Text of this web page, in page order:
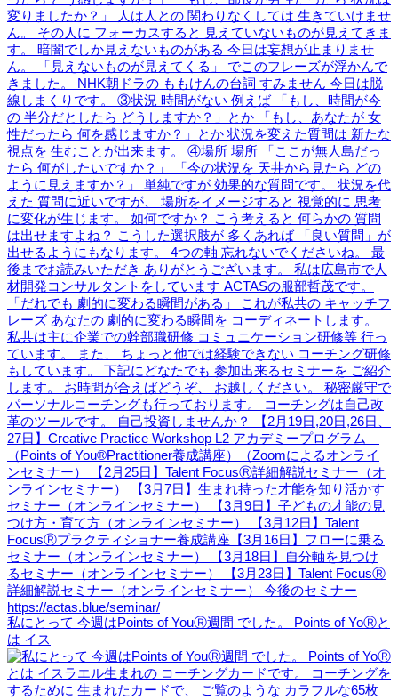
私にとって 今週はPoints of YouⓇ週間 でした。 Points of YoⓇと
は イス